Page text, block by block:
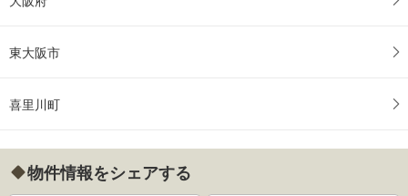
東大阪市
喜里川町
物件情報をシェアする